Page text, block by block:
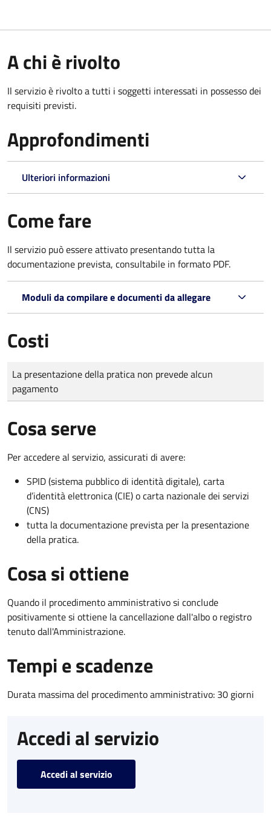
A chi è rivolto
Il servizio è rivolto a tutti i soggetti interessati in possesso dei
requisiti previsti.
Approfondimenti
Ulteriori informazioni
Come fare
Il servizio può essere attivato presentando tutta la
documentazione prevista, consultabile in formato PDF.
Moduli da compilare e documenti da allegare
Costi
Tipo di pagamento
Importo
La presentazione della pratica non prevede alcun
pagamento
Cosa serve
Per accedere al servizio, assicurati di avere:
SPID (sistema pubblico di identità digitale), carta
d’identità elettronica (CIE) o carta nazionale dei servizi
(CNS)
tutta la documentazione prevista per la presentazione
della pratica.
Cosa si ottiene
Quando il procedimento amministrativo si conclude
positivamente si ottiene la cancellazione dall'albo o registro
tenuto dall'Amministrazione.
Tempi e scadenze
Durata massima del procedimento amministrativo: 30 giorni
Accedi al servizio
Accedi al servizio